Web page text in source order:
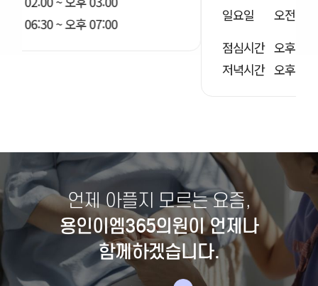
언제 아플지 모르는 요즘,
용인이엠365의원이 언제나
함께하겠습니다.